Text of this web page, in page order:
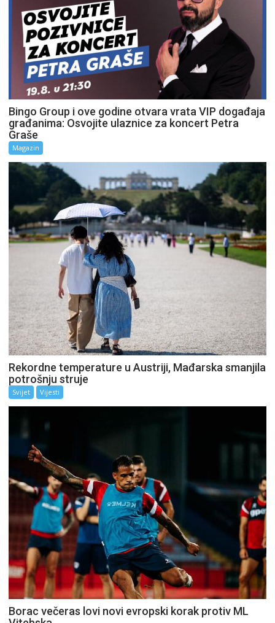
Bingo Group i ove godine otvara vrata VIP događaja
građanima: Osvojite ulaznice za koncert Petra
Graše
Magazin
Rekordne temperature u Austriji, Mađarska smanjila
potrošnju struje
Svijet Vijesti
Borac večeras lovi novi evropski korak protiv ML